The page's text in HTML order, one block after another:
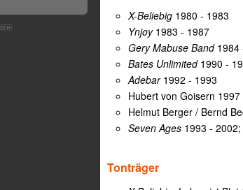
X-Beliebig 1980 - 1983
Ynjoy1983 - 1987
Gery Mabuse Band1984
Bates Unlimited1990 -
Adebar1992 - 1993
Hubert von Goisern
Helmut Berger / Bernd
Seven Ages 1993 -
Tonträger